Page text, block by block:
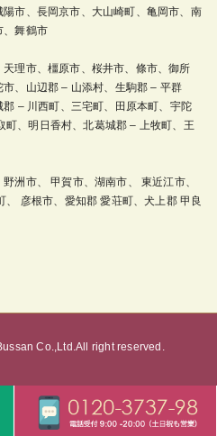
市、長岡京市、大山崎町、亀岡市、南
、舞鶴市
理市、橿原市、桜井市、條市、御所
、山辺郡 – 山添村、生駒郡 – 平群
– 川西町、三宅町、田原本町、宇陀
、明日香村、北葛城郡 – 上牧町、王
洲市、 甲賀市、湖南市、 東近江市、
彦根市、愛知郡 愛荘町、犬上郡 甲良
Co.,Ltd.All right reserved.